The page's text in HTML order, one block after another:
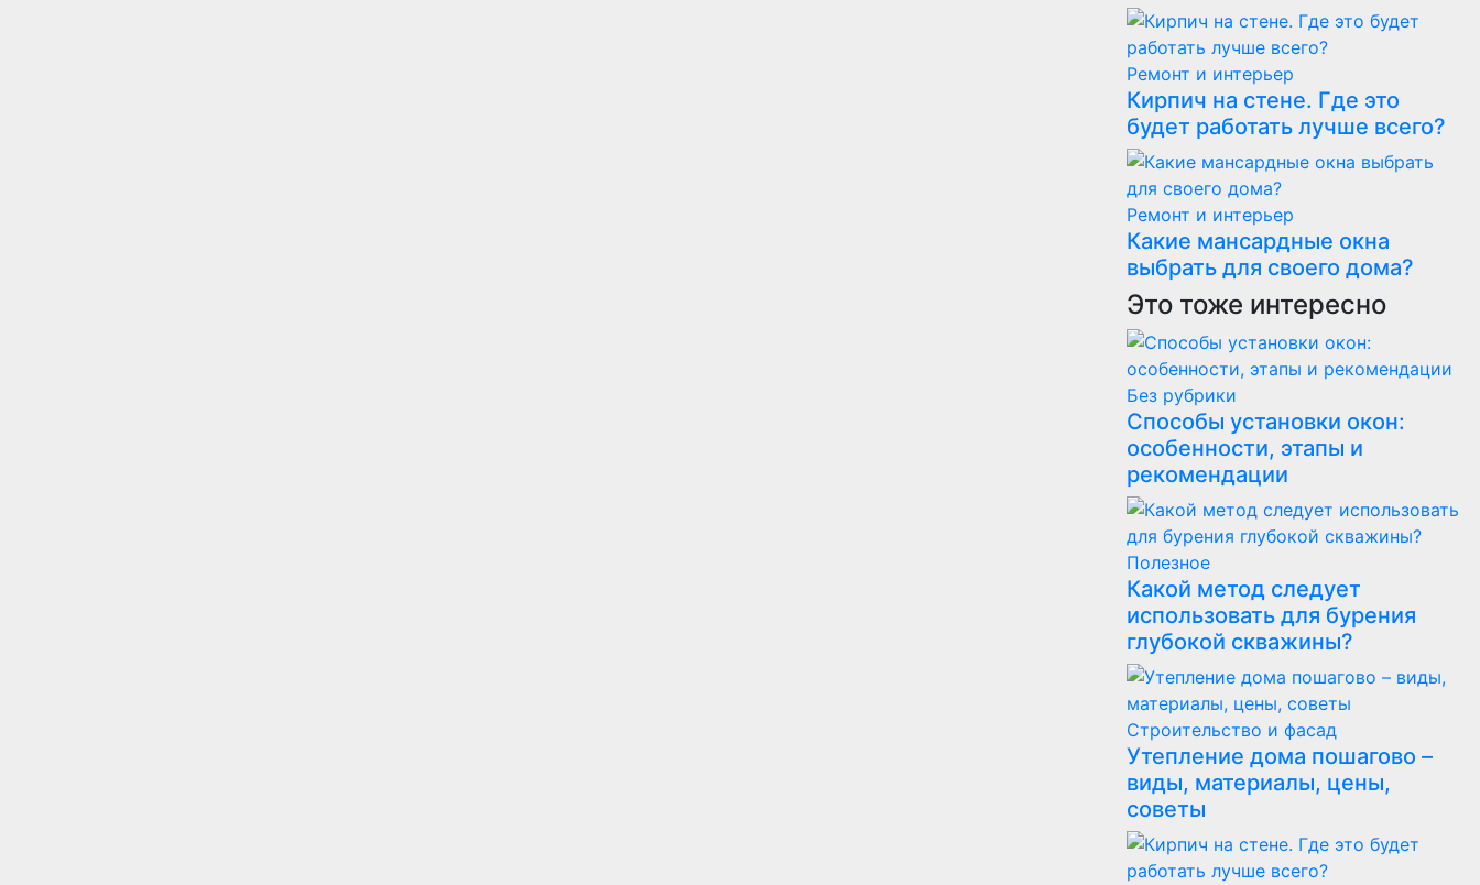
Ремонт и интерьер
Кирпич на стене. Где это
будет работать лучше всего?
Ремонт и интерьер
Какие мансардные окна
выбрать для своего дома?
Это тоже интересно
Без рубрики
Способы установки окон:
особенности, этапы и
рекомендации
Полезнoe
Какой метод следует
использовать для бурения
глубокой скважины?
Строительство и фасад
Утепление дома пошагово –
виды, материалы, цены,
советы